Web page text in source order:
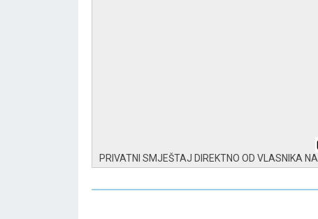
PRIVATNI SMJEŠTAJ DIREKTNO OD VLASNIKA NA